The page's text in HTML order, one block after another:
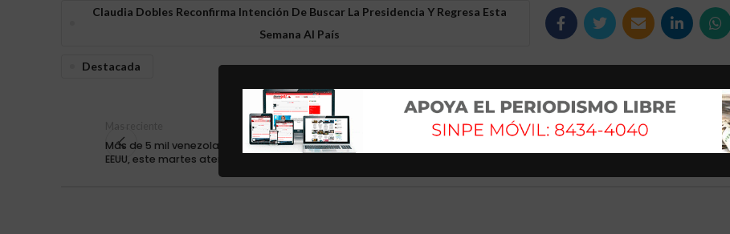
Claudia Dobles Reconfirma Intención De Buscar La Presidencia Y Regresa Esta
Semana Al País
Destacada
Mas reciente
Más de 5 mil venezolanos han sido deportados por
EEUU, este martes aterrizó un nuevo vuelo
Mas antiguo
Califican de máxima gravedad estado de senador